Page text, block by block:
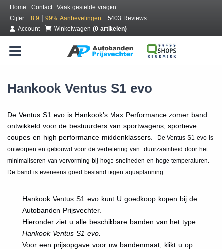
Home Contact
Vaak gestelde vragen
Cijfer
8.9 | 99% Aanbevelingen
5403 Reviews
Account
Winkelwagen (0 artikelen)
Hankook Ventus S1 evo
De Ventus S1 evo is Hankook's Max Performance zomer band
ontwikkeld voor de bestuurders van sportwagens, sportieve
coupes en high performance middenklassers.
De Ventus S1 evo is
ontworpen en gebouwd voor de verbetering van duurzaamheid door het
minimaliseren van vervorming bij hoge snelheden en hoge temperaturen.
De band is eveneens goed bestand tegen aquaplanning.
Hankook Ventus S1 evo kunt U goedkoop kopen bij de
Autobanden Prijsvechter.
Hieronder ziet u alle beschikbare banden van het type
Hankook Ventus S1 evo.
Voor een prijsopgave voor uw bandenmaat, klikt u op